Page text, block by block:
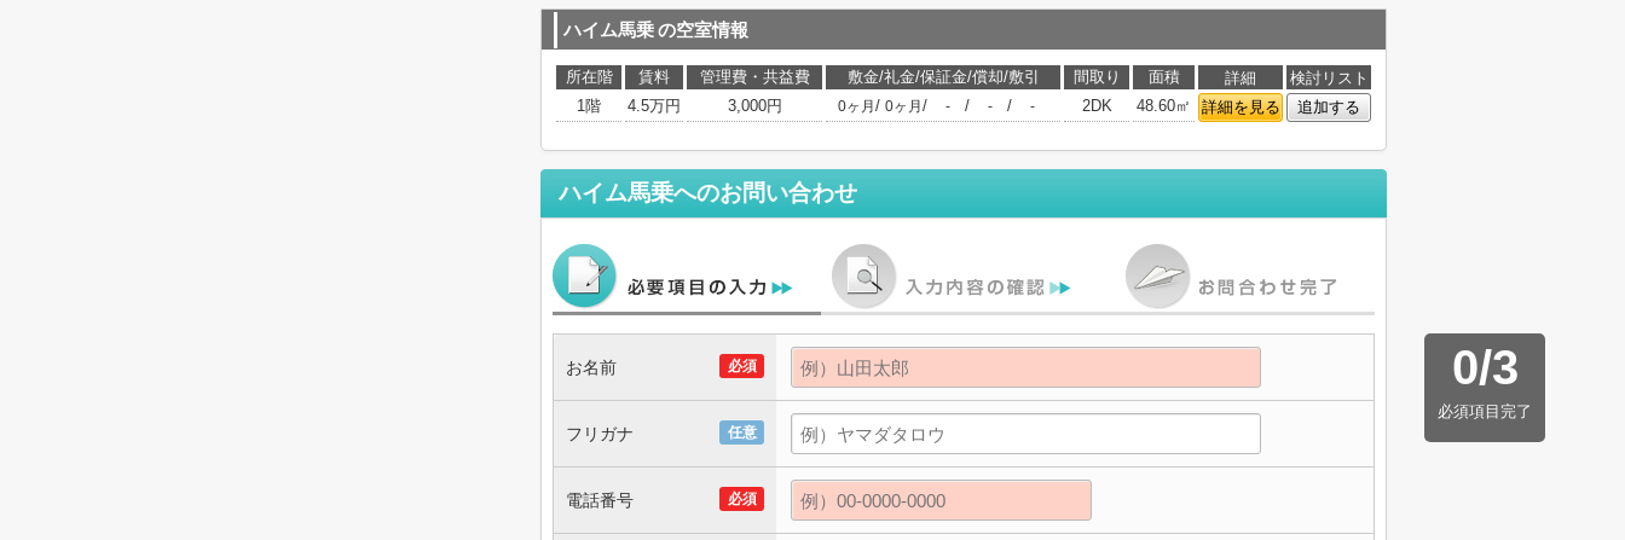
ハイム馬乗の空室情報
所在階 賃料 管理費・共益費 敷金/礼金/保証金/償却/敷引 間取り 面積 詳細
検討リスト
1階
4.5万円 3,000円 0ヶ月 / 0ヶ月 / - / - / - 2DK 48.60㎡ 詳細を見る 追加する
ハイム馬乗へのお問い合わせ
0/3
必須項目完了
必須
お名前
任意
フリガナ
必須
電話番号